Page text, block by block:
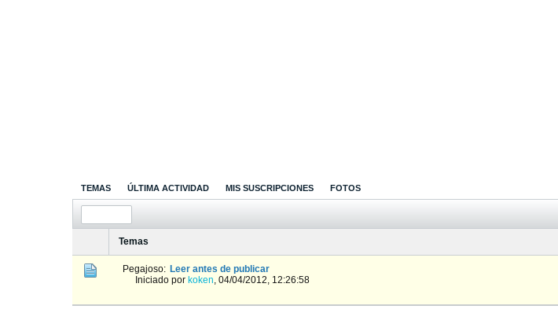
TEMAS ÚLTIMA ACTIVIDAD MIS SUSCRIPCIONES FOTOS
Temas
Pegajoso: Leer antes de publicar
Iniciado por koken, 04/04/2012, 12:26:58